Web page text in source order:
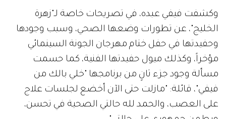
وكشفت فيفي عبده، في تصريحات خاصة لـ"زهرة
الخليج"، عن تطورات وضعها الصحي، وسبب وجودها
وحفيدتها في حفل ختام مهرجان الجونة السينمائي
مؤخراً، وكذلك ميول حفيدتها الفنية، كما حسمت
مسألة وجود جزء ثانٍ من برنامجها "خلي بالك من
فيفي"، قائلة: "مازلت حتى الآن أخضع لجلسات علاج
على العصب، والحمد لله حالتي الصحية في تحسن،